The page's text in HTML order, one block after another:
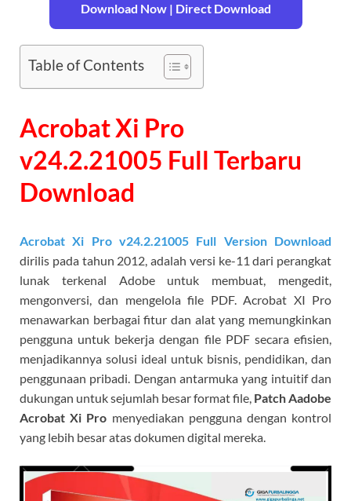
Download Now | Direct Download
Table of Contents
Acrobat Xi Pro
v24.2.21005 Full Terbaru
Download
Acrobat Xi Pro v24.2.21005 Full Version Download
dirilis pada tahun 2012, adalah versi ke-11 dari perangkat
lunak terkenal Adobe untuk membuat, mengedit,
mengonversi, dan mengelola file PDF. Acrobat XI Pro
menawarkan berbagai fitur dan alat yang memungkinkan
pengguna untuk bekerja dengan file PDF secara efisien,
menjadikannya solusi ideal untuk bisnis, pendidikan, dan
penggunaan pribadi. Dengan antarmuka yang intuitif dan
dukungan untuk sejumlah besar format file, Patch Aadobe
Acrobat Xi Pro menyediakan pengguna dengan kontrol
yang lebih besar atas dokumen digital mereka.